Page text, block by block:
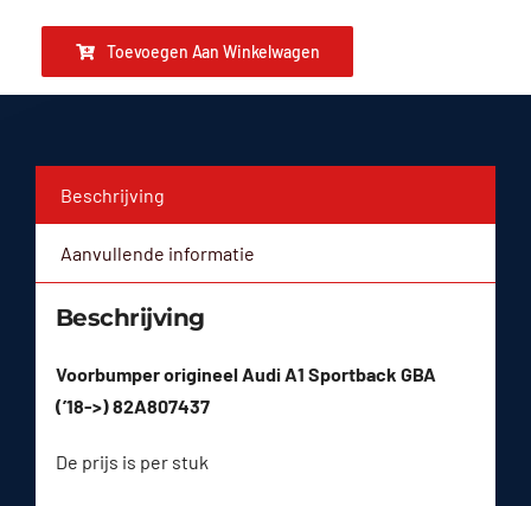
Toevoegen Aan Winkelwagen
Beschrijving
Aanvullende informatie
Beschrijving
Voorbumper origineel Audi A1 Sportback GBA
(’18->) 82A807437
De prijs is per stuk